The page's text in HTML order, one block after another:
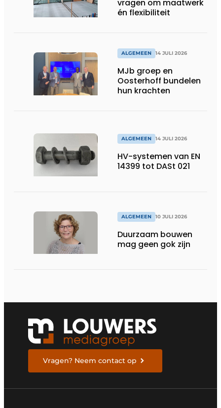
vragen om maatwerk
én flexibiliteit
ALGEMEEN 14 JULI 2026
MJb groep en
Oosterhoff bundelen
hun krachten
ALGEMEEN 14 JULI 2026
HV-systemen van EN
14399 tot DASt 021
ALGEMEEN 10 JULI 2026
Duurzaam bouwen
mag geen gok zijn
Vragen? Neem contact op